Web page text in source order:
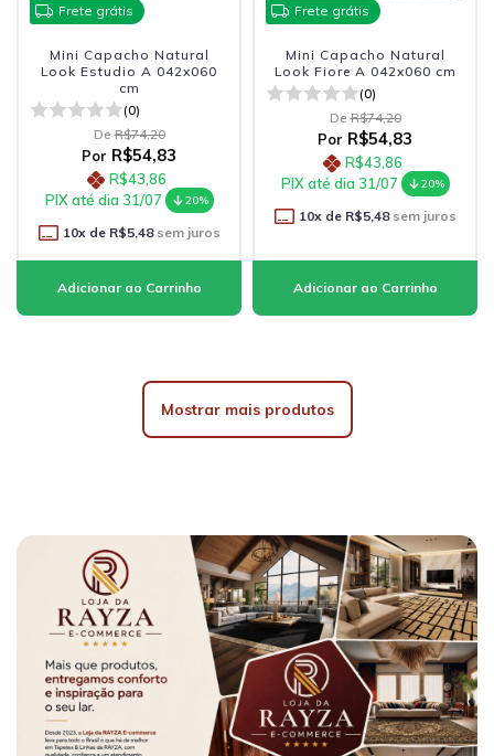
Frete grátis
Mini Capacho Natural
Look Estudio A 042x060
cm
(0)
De R$74,20
Por R$54,83
R$43,86
PIX até dia 31/07
20%
10x de R$5,48sem juros
Frete grátis
Mini Capacho Natural
Look Fiore A 042x060 cm
(0)
De R$74,20
Por R$54,83
R$43,86
PIX até dia 31/07
20%
10x de R$5,48sem juros
Mostrar mais produtos